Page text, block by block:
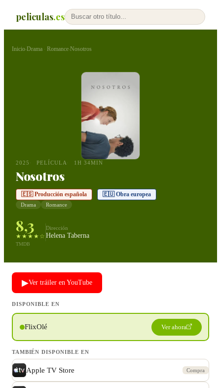
peliculas.es
Inicio›Drama · Romance›Nosotros
2025 PELÍCULA 1H 34MIN
Nosotros
🇪🇸 Producción española 🇪🇺 Obra europea
Drama Romance
8,3
★★★★☆
TMDB
Dirección
Helena Taberna
▶Ver tráiler en YouTube
DISPONIBLE EN
FlixOlé Ver ahora
TAMBIÉN DISPONIBLE EN
Apple TV Store Compra